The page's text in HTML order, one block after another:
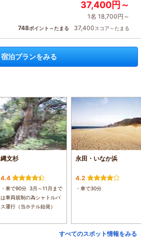
37,400円～
1名 18,700円～
748ポイント～たまる 37,400スコア～たまる
宿泊プランをみる
縄文杉
4.4
・車で90分 3月～11月まで
は車両規制の為シャトルバ
ス運行（当ホテル始発）
永田・いなか浜
4.2
・車で30分
すべてのスポット情報をみる